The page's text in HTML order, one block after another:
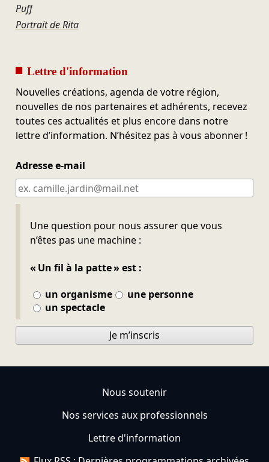
Puff
Portrait de Rita
Lettre d'information
Nouvelles créations, agenda de votre région,
nouvelles de nos partenaires et adhérents, recevez
toutes ces actualités et plus encore dans notre
lettre d’information. N’hésitez pas à vous abonner !
Adresse e-mail
Une question pour nous assurer que vous
n’êtes pas une machine :
« Un fil à la patte » est :
un organisme
une personne
un spectacle
Ne pas remplir
Je m’inscris
Nous soutenir
Nos services aux professionnels
Lettre d'information